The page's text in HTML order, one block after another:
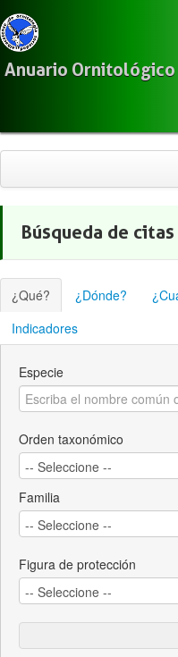
Anuario
Citas
Localización
Observadores
Acerca de
Búsqueda de citas
¿Qué? ¿Dónde?
Indicadores
Especie
Orden taxonómico
Familia
Figura de protección